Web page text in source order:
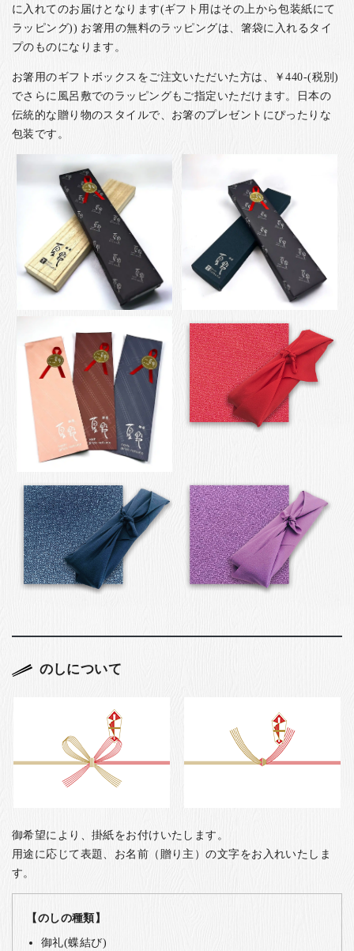
に入れてのお届けとなります(ギフト用はその上から包装紙にて
ラッピング)) お箸用の無料のラッピングは、箸袋に入れるタイ
プのものになります。
お箸用のギフトボックスをご注文いただいた方は、￥440-(税別)
でさらに風呂敷でのラッピングもご指定いただけます。日本の
伝統的な贈り物のスタイルで、お箸のプレゼントにぴったりな
包装です。
のしについて
御希望により、掛紙をお付けいたします。
用途に応じて表題、お名前（贈り主）の文字をお入れいたしま
す。
【のしの種類】
御礼(蝶結び)